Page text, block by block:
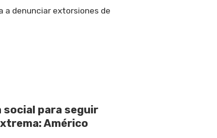
a denunciar extorsiones de
para seguir
Américo